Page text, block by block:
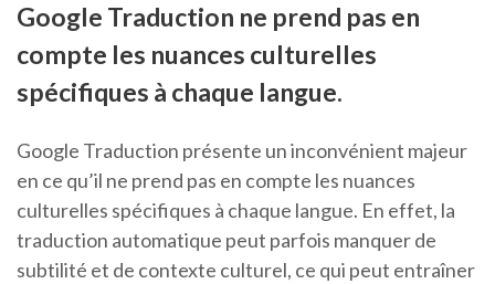
Google Traduction ne prend pas en
compte les nuances culturelles
spécifiques à chaque langue.
Google Traduction présente un inconvénient majeur
en ce qu’il ne prend pas en compte les nuances
culturelles spécifiques à chaque langue. En effet, la
traduction automatique peut parfois manquer de
subtilité et de contexte culturel, ce qui peut entraîner